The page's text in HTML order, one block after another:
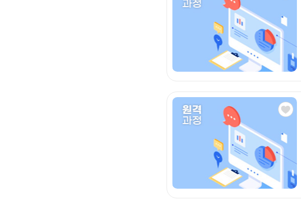
아
이
콘
관심
아
이
콘